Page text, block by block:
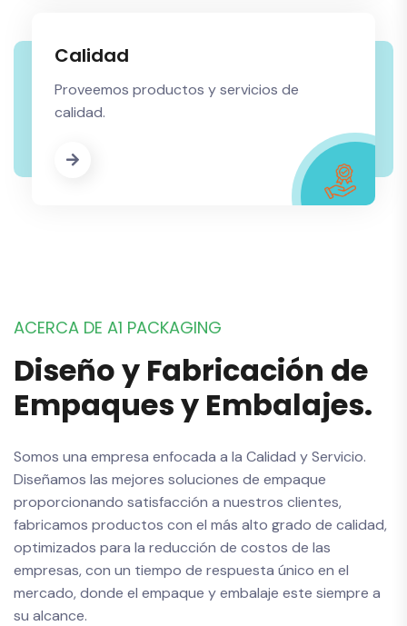
Calidad
Proveemos productos y servicios de
calidad.
ACERCA DE A1 PACKAGING
Diseñoy Fabricación de
Empaquesy Embalajes.
Somos una empresa enfocada a la Calidad y Servicio.
Diseñamos las mejores soluciones de empaque
proporcionando satisfacción a nuestros clientes,
fabricamos productos con el más alto grado de calidad,
optimizados para la reducción de costos de las
empresas, con un tiempo de respuesta único en el
mercado, donde el empaque y embalaje este siempre a
su alcance.